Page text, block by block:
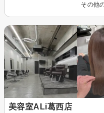
その他
美容室ALi葛西店